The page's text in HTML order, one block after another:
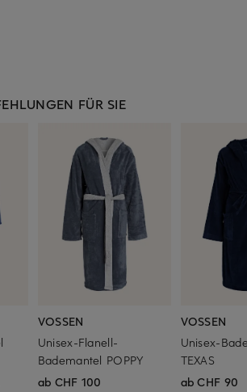
FÜR SIE
VOSSEN
Unisex-Flanell-
Bademantel POPPY
ab CHF 100
VOSSEN
Unisex-
TEXAS
ab CHF 90